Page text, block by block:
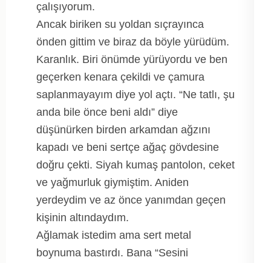
çalışıyorum.
Ancak biriken su yoldan sıçrayınca
önden gittim ve biraz da böyle yürüdüm.
Karanlık. Biri önümde yürüyordu ve ben
geçerken kenara çekildi ve çamura
saplanmayayım diye yol açtı. “Ne tatlı, şu
anda bile önce beni aldı” diye
düşünürken birden arkamdan ağzını
kapadı ve beni sertçe ağaç gövdesine
doğru çekti. Siyah kumaş pantolon, ceket
ve yağmurluk giymiştim. Aniden
yerdeydim ve az önce yanımdan geçen
kişinin altındaydım.
Ağlamak istedim ama sert metal
boynuma bastırdı. Bana “Sesini